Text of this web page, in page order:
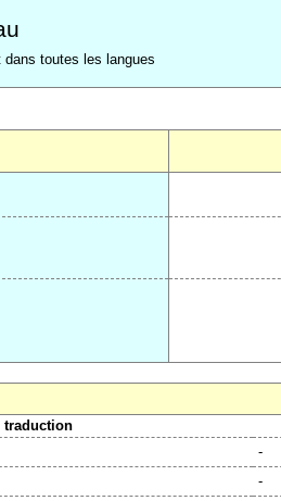
toutes les langues
traduction
-
-